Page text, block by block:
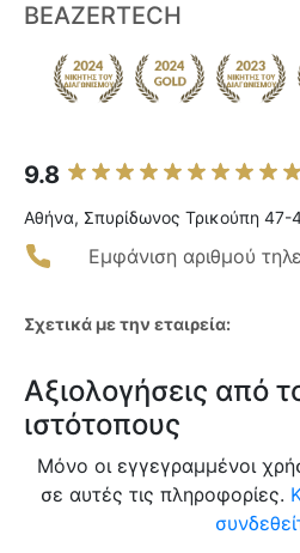
BEAZERTECH
9.8
Αθήνα, Σπυρίδωνος Τρικούπη 47-
Εμφάνιση αριθμού
Σχετικά με την εταιρεία:
Αξιολογήσεις από
ιστότοπους
Μόνο οι εγγεγραμμένοι
σε αυτές τις πληροφορίες.